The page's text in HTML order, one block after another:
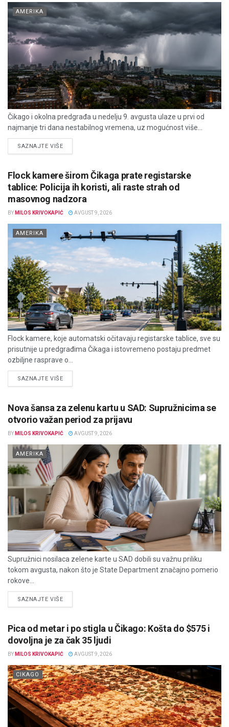
AMERIKA
Čikago i okolna predgrađa u nedelju 9. avgusta ulaze u prvi od
najmanje tri dana nestabilnog vremena, uz mogućnost više...
SAZNAJTE VIŠEDETAILS
Flock kamere širom Čikaga prate registarske
tablice: Policija ih koristi, ali raste strah od
masovnog nadzora
BY MILOS KRIVOKAPIĆ AVGUST 9, 2026
AMERIKA
Flock kamere, koje automatski očitavaju registarske tablice, sve su
prisutnije u predgrađima Čikaga i istovremeno postaju predmet
ozbiljne rasprave o...
SAZNAJTE VIŠEDETAILS
Nova šansa za zelenu kartu u SAD: Supružnicima se
otvorio važan period za prijavu
BY MILOS KRIVOKAPIĆ AVGUST 9, 2026
AMERIKA
Supružnici nosilaca zelene karte u SAD dobili su važnu priliku
tokom avgusta, nakon što je State Department značajno pomerio
rokove...
SAZNAJTE VIŠEDETAILS
Pica od metar i po stigla u Čikago: Košta do $575 i
dovoljna je za čak 35 ljudi
BY MILOS KRIVOKAPIĆ AVGUST 9, 2026
CIKAGO